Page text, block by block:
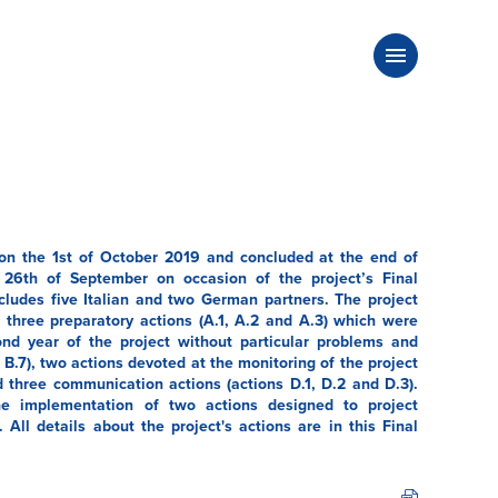
the 1st of October 2019 and concluded at the end of
of September on occasion of the project’s Final
five Italian and two German partners. The project
preparatory actions (A.1, A.2 and A.3) which were
year of the project without particular problems and
B.7), two actions devoted at the monitoring of the project
three communication actions (actions D.1, D.2 and D.3).
implementation of two actions designed to project
All details about the project's actions are in this Final